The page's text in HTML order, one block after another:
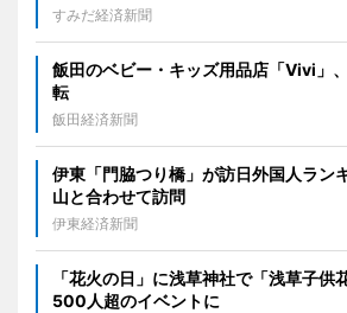
すみだ経済新聞
飯田のベビー・キッズ用品店「Vivi」
転
飯田経済新聞
伊東「門脇つり橋」が訪日外国人ラ
山と合わせて訪問
伊東経済新聞
「花火の日」に浅草神社で「浅草子
500人超のイベントに